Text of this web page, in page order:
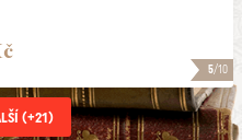
5/10
(+21)